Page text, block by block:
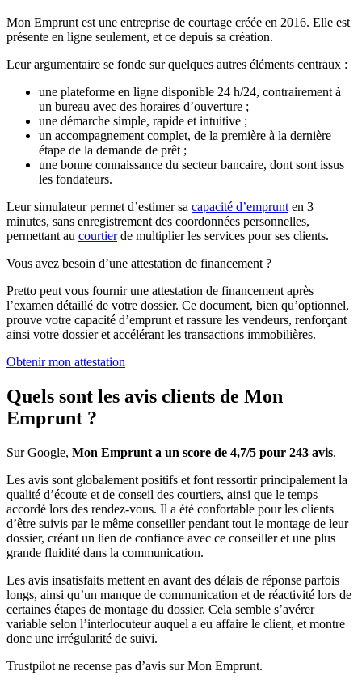
Mon Emprunt est une entreprise de courtage créée en 2016. Elle est
présente en ligne seulement, et ce depuis sa création.
Leur argumentaire se fonde sur quelques autres éléments centraux :
une plateforme en ligne disponible 24 h/24, contrairement à
un bureau avec des horaires d’ouverture ;
une démarche simple, rapide et intuitive ;
un accompagnement complet, de la première à la dernière
étape de la demande de prêt ;
une bonne connaissance du secteur bancaire, dont sont issus
les fondateurs.
Leur simulateur permet d’estimer sa capacité d’emprunt en 3
minutes, sans enregistrement des coordonnées personnelles,
permettant au courtierde multiplier les services pour ses clients.
Vous avez besoin d’une attestation de financement ?
Pretto peut vous fournir une attestation de financement après
l’examen détaillé de votre dossier. Ce document, bien qu’optionnel,
prouve votre capacité d’emprunt et rassure les vendeurs, renforçant
ainsi votre dossier et accélérant les transactions immobilières.
Obtenir mon attestation
Quels sont les avis clients de Mon
Emprunt ?
Sur Google, Mon Emprunt a un score de 4,7/5 pour 243 avis.
Les avis sont globalement positifs et font ressortir principalement la
qualité d’écoute et de conseil des courtiers, ainsi que le temps
accordé lors des rendez-vous. Il a été confortable pour les clients
d’être suivis par le même conseiller pendant tout le montage de leur
dossier, créant un lien de confiance avec ce conseiller et une plus
grande fluidité dans la communication.
Les avis insatisfaits mettent en avant des délais de réponse parfois
longs, ainsi qu’un manque de communication et de réactivité lors de
certaines étapes de montage du dossier. Cela semble s’avérer
variable selon l’interlocuteur auquel a eu affaire le client, et montre
donc une irrégularité de suivi.
Trustpilot ne recense pas d’avis sur Mon Emprunt.